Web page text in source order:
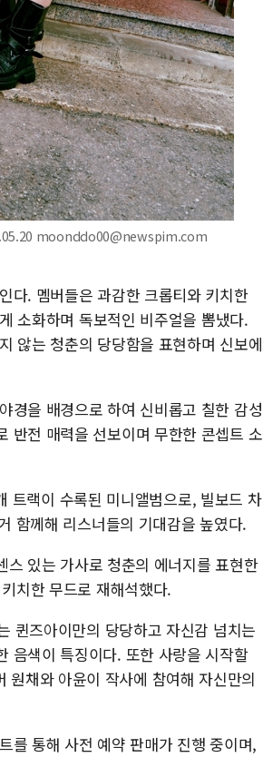
moonddo00@newspim.com
다. 멤버들은 과감한 크롭티와 키치한
소화하며 독보적인 비주얼을 뽐냈다.
않는 청춘의 당당함을 표현하며 신보에
경을 배경으로 하여 신비롭고 칠한 감성
반전 매력을 선보이며 무한한 콘셉트 소
트랙이 수록된 미니앨범으로, 빌보드 차
함께해 리스너들의 기대감을 높였다.
있는 가사로 청춘의 에너지를 표현한
치한 무드로 재해석했다.
즈아이만의 당당하고 자신감 넘치는
음색이 특징이다. 또한 사랑을 시작할
채와 아윤이 작사에 참여해 자신만의
를 통해 사전 예약 판매가 진행 중이며,